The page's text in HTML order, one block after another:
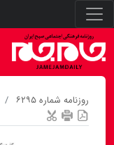
روزنامه شماره ۶۲۹۵